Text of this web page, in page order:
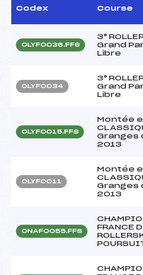
Codex Course
OLYF0036.FFS
3°
Grand
Libre
OLYF0034
3°
Grand
Libre
OLYF0015.FFS
Montée
Granges
2013
OLYF0011
Montée
Granges
2013
ONAF0055.FFS
FRANCE